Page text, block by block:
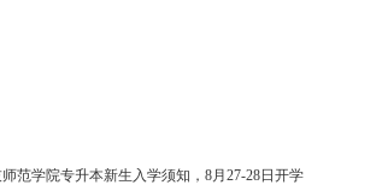
范学院专升本新生入学须知，8月27-28日开学